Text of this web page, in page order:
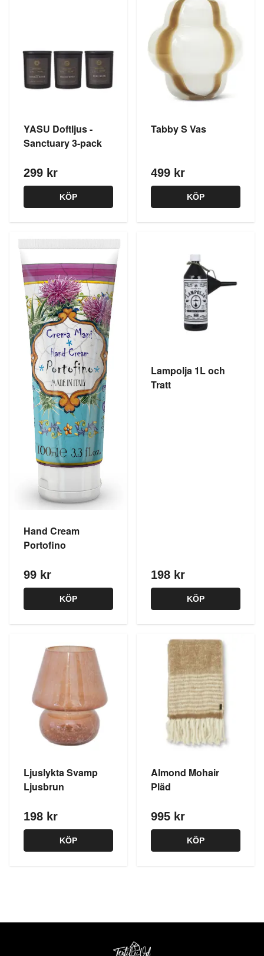
YASU Doftljus -
Sanctuary 3-pack
299 kr
KÖP
Tabby S Vas
499 kr
KÖP
Hand Cream
Portofino
99 kr
KÖP
Lampolja 1L och
Tratt
198 kr
KÖP
Ljuslykta Svamp
Ljusbrun
198 kr
KÖP
Almond Mohair
Pläd
995 kr
KÖP